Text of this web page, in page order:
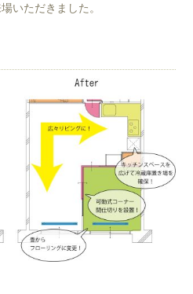
いただきました。